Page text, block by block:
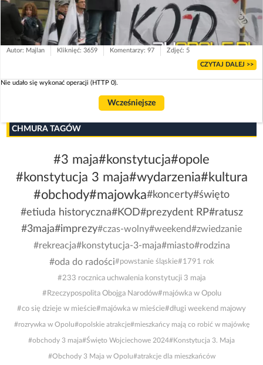
Autor: Majlan Kliknięć: 3659 Komentarzy: 97 Zdjęć: 5
CZYTAJ DALEJ >>
Nie udało się wykonać operacji (HTTP 0).
Wcześniejsze
CHMURA TAGÓW
#3 maja#konstytucja#opole
#konstytucja 3 maja#wydarzenia#kultura
#obchody#majowka#koncerty#święto
#etiuda historyczna#KOD#prezydent RP#ratusz
#3maja#imprezy#czas-wolny#weekend#zwiedzanie
#rekreacja#konstytucja-3-maja#miasto#rodzina
#oda do radości#powstanie śląskie#1791 rok
#233 rocznica uchwalenia konstytucji 3 maja
#Rzeczypospolita Obojga Narodów#majówka w Opolu
#co się dzieje w mieście#majówka w mieście#długi weekend majowy
#rozrywka w Opolu#opolskie atrakcje#mieszkańcy mają co robić w majówkę
#obchody 3 maja#Święto Wojciechowe 2024#Konstytucja 3. Maja
#Obchody 3 Maja w Opolu#atrakcje dla mieszkańców